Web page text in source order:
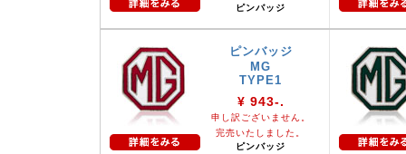
ピンバッジ
ピンバッジ
MG
TYPE1
¥ 943-.
申し訳ございません。
完売いたしました。
ピンバッジ